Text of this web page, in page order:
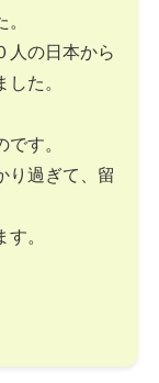
人の日本から
た。
す。
り過ぎて、留
。